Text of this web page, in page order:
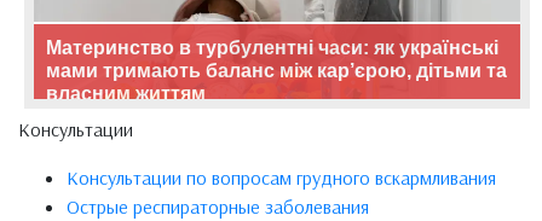
Материнство в турбулентні часи: як українські
мами тримають баланс між кар’єрою, дітьми та
власним життям
Консультации
Консультации по вопросам грудного вскармливания
Острые респираторные заболевания